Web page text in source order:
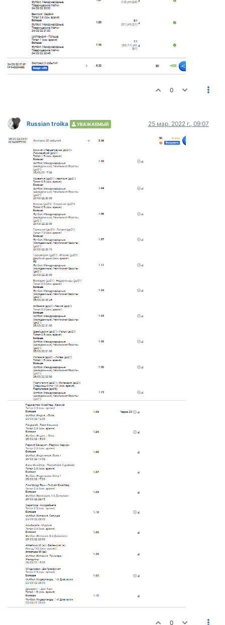
0
Russian troika УВАЖАЕМЫЙ 25 мар. 2022 г., 09:07
0